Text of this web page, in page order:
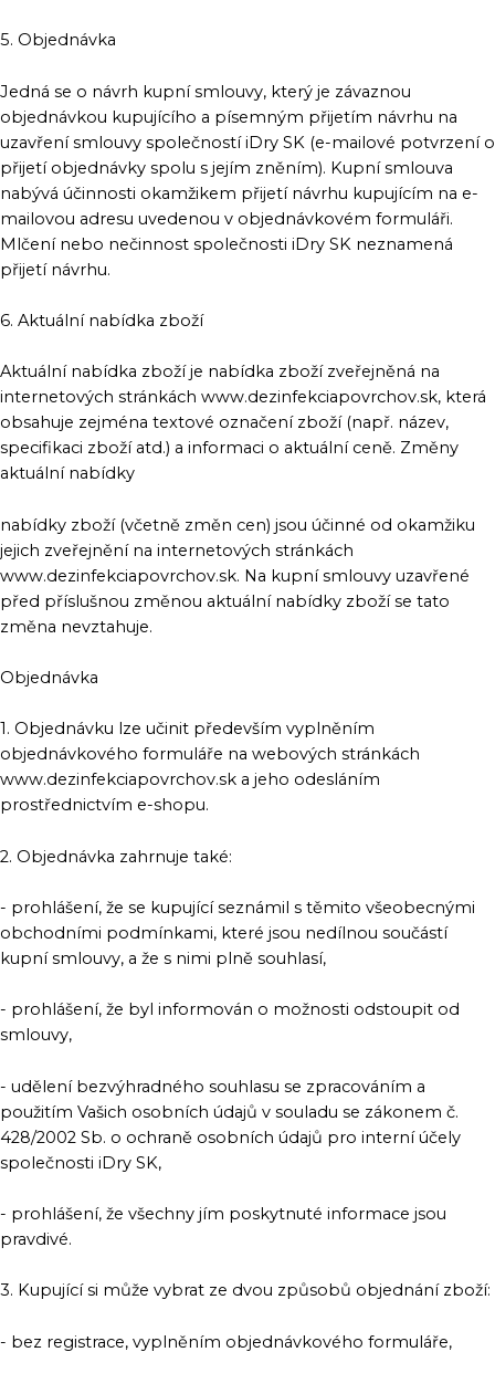
5. Objednávka
Jedná se o návrh kupní smlouvy, který je závaznou
objednávkou kupujícího a písemným přijetím návrhu na
uzavření smlouvy společností iDry SK (e-mailové potvrzení o
přijetí objednávky spolu s jejím zněním). Kupní smlouva
nabývá účinnosti okamžikem přijetí návrhu kupujícím na e-
mailovou adresu uvedenou v objednávkovém formuláři.
Mlčení nebo nečinnost společnosti iDry SK neznamená
přijetí návrhu.
6. Aktuální nabídka zboží
Aktuální nabídka zboží je nabídka zboží zveřejněná na
internetových stránkách www.dezinfekciapovrchov.sk, která
obsahuje zejména textové označení zboží (např. název,
specifikaci zboží atd.) a informaci o aktuální ceně. Změny
aktuální nabídky
nabídky zboží (včetně změn cen) jsou účinné od okamžiku
jejich zveřejnění na internetových stránkách
www.dezinfekciapovrchov.sk. Na kupní smlouvy uzavřené
před příslušnou změnou aktuální nabídky zboží se tato
změna nevztahuje.
Objednávka
1. Objednávku lze učinit především vyplněním
objednávkového formuláře na webových stránkách
www.dezinfekciapovrchov.sk a jeho odesláním
prostřednictvím e-shopu.
2. Objednávka zahrnuje také:
- prohlášení, že se kupující seznámil s těmito všeobecnými
obchodními podmínkami, které jsou nedílnou součástí
kupní smlouvy, a že s nimi plně souhlasí,
- prohlášení, že byl informován o možnosti odstoupit od
smlouvy,
- udělení bezvýhradného souhlasu se zpracováním a
použitím Vašich osobních údajů v souladu se zákonem č.
428/2002 Sb. o ochraně osobních údajů pro interní účely
společnosti iDry SK,
- prohlášení, že všechny jím poskytnuté informace jsou
pravdivé.
3. Kupující si může vybrat ze dvou způsobů objednání zboží:
- bez registrace, vyplněním objednávkového formuláře,